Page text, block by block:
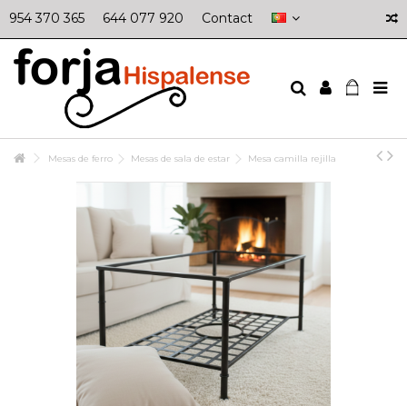
954 370 365 644 077 920 Contact
Mesas de ferro Mesas de sala de estar Mesa camilla rejilla